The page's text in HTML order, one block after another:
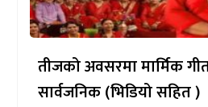
तीजको अवसरमा मार्मिक
सार्वजनिक (भिडियो सहित )